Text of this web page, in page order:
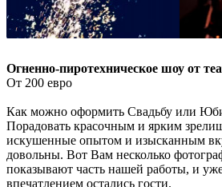
Огненно-пиротехническое шоу от
От 200 евро
Как можно оформить Свадьбу или
Порадовать красочным и ярким
искушенные опытом и изысканным
довольны. Вот Вам несколько
показывают часть нашей работы, и
впечатлением остались гости.